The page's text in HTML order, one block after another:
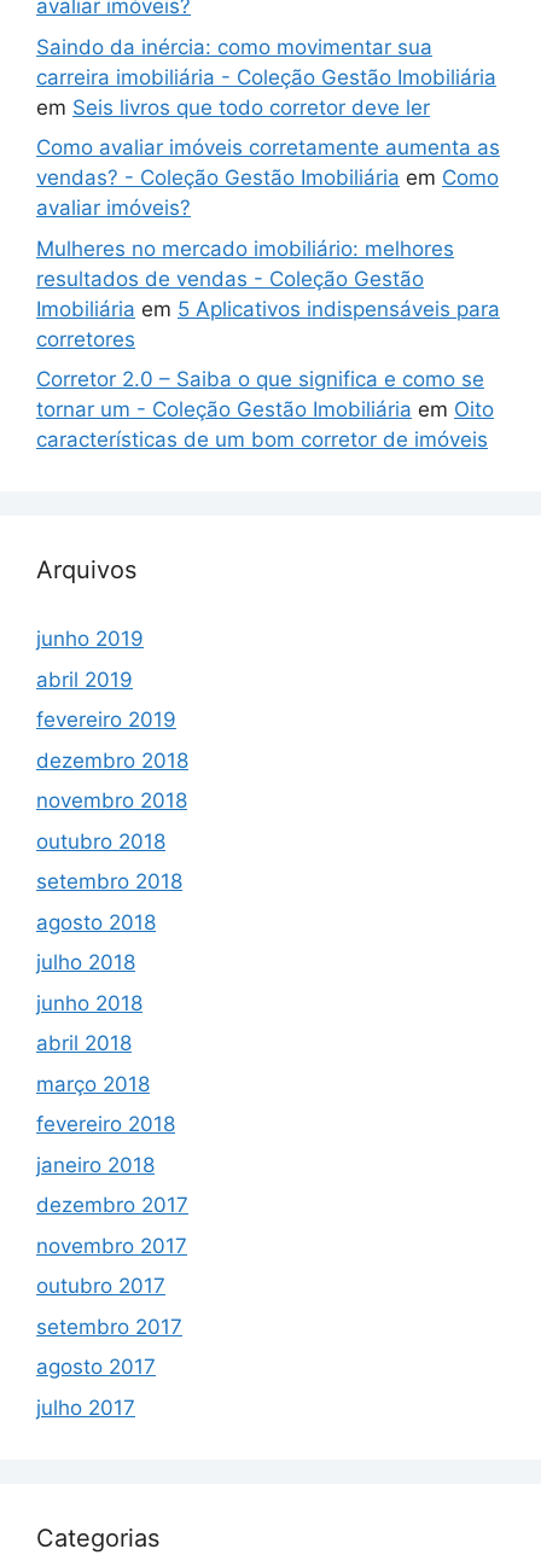
avaliar imóveis?
Saindo da inércia: como movimentar sua
carreira imobiliária - Coleção Gestão Imobiliária
em Seis livros que todo corretor deve ler
Como avaliar imóveis corretamente aumenta as
vendas? - Coleção Gestão Imobiliária em Como
avaliar imóveis?
Mulheres no mercado imobiliário: melhores
resultados de vendas - Coleção Gestão
Imobiliária em 5 Aplicativos indispensáveis para
corretores
Corretor 2.0 – Saiba o que significa e como se
tornar um - Coleção Gestão Imobiliária em Oito
características de um bom corretor de imóveis
Arquivos
junho 2019
abril 2019
fevereiro 2019
dezembro 2018
novembro 2018
outubro 2018
setembro 2018
agosto 2018
julho 2018
junho 2018
abril 2018
março 2018
fevereiro 2018
janeiro 2018
dezembro 2017
novembro 2017
outubro 2017
setembro 2017
agosto 2017
julho 2017
Categorias